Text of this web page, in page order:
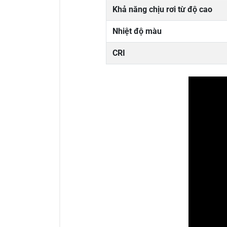
Khả năng chịu rơi từ độ cao
Nhiệt độ màu
CRI